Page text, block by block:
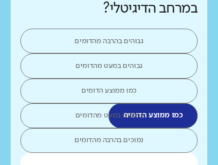
במרחב הדיגיטלי?
גבוהים בהרבה מהדומים
גבוהים במעט מהדומים
כמו ממוצע הדומים
כמו ממוצע הדומיםנמוכים במעט מהדומים
נמוכים בהרבה מהדומים